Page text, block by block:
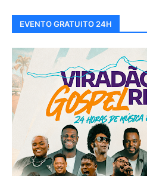
EVENTO GRATUITO 24H